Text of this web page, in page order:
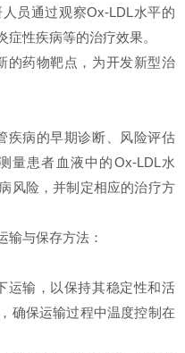
员通过观察Ox-LDL水平的
性疾病等的治疗效果。
药物靶点，为开发新型治
病的早期诊断、风险评估
量患者血液中的Ox-LDL水
风险，并制定相应的治疗方
与保存方法：
输，以保持其稳定性和活
确保运输过程中温度控制在